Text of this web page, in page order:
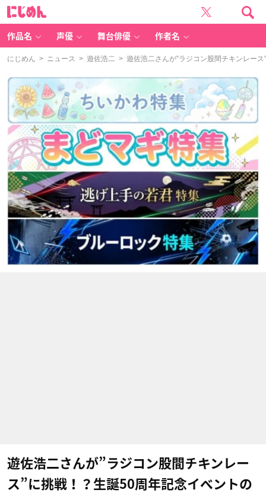
作品名 声優 舞台俳優 作者名
にじめん > ニュース > 遊佐浩二 > 遊佐浩二さんが”ラジコン股間チキンレー
遊佐浩二さんが”ラジコン股間チキンレー
ス”に挑戦！？生誕50周年記念イベントの